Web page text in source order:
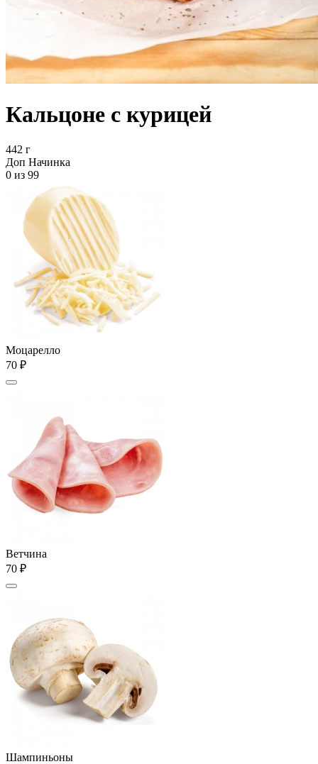
Кальцоне с курицей
442 г
Доп Начинка
0 из 99
Моцарелло
70 ₽
Ветчина
70 ₽
Шампиньоны